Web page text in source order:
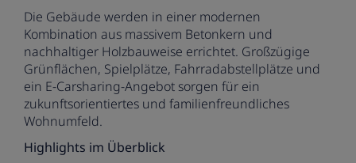
Die Gebäude werden in einer modernen
Kombination aus massivem Betonkern und
nachhaltiger Holzbauweise errichtet. Großzügige
Grünflächen, Spielplätze, Fahrradabstellplätze und
ein E-Carsharing-Angebot sorgen für ein
zukunftsorientiertes und familienfreundliches
Wohnumfeld.
Highlights im Überblick